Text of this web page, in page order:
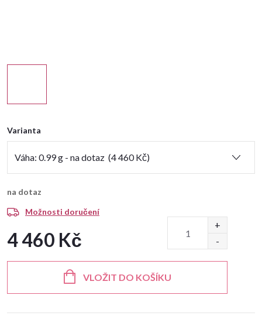
Varianta
na dotaz
Možnosti doručení
4 460 Kč
VLOŽIT DO KOŠÍKU